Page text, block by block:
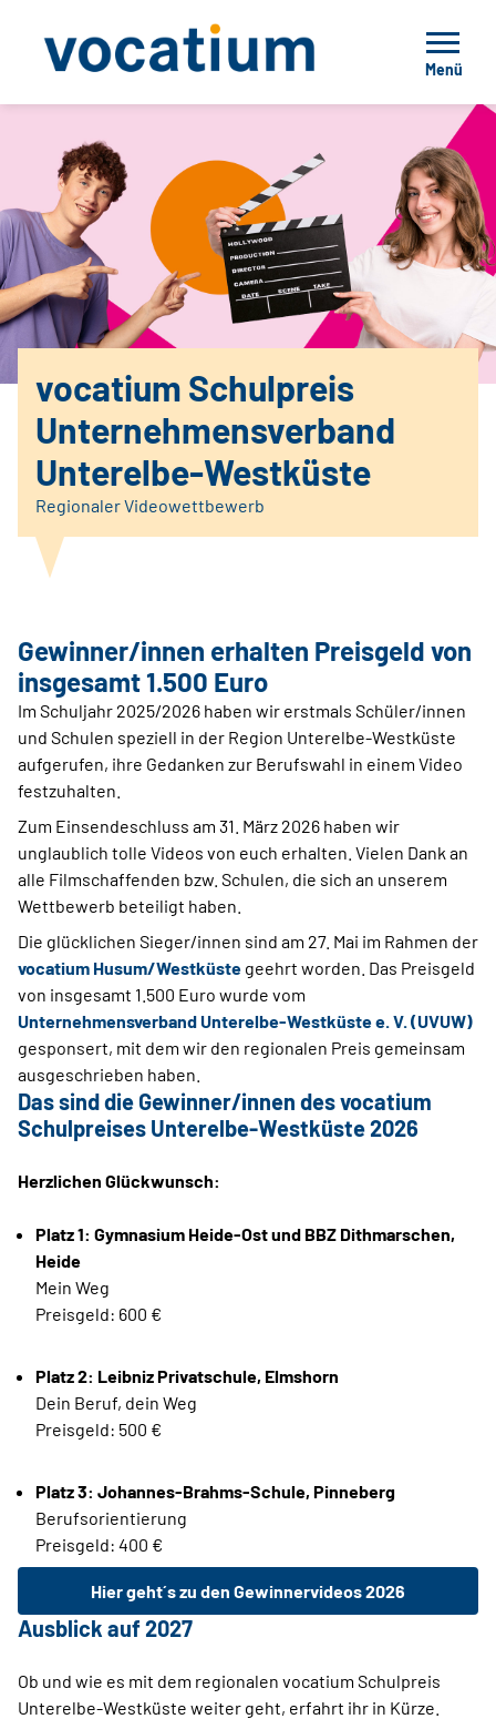
Menü
vocatium Schulpreis
Unternehmensverband
Unterelbe-Westküste
Regionaler Videowettbewerb
Gewinner/innen erhalten Preisgeld von
insgesamt 1.500 Euro
Im Schuljahr 2025/2026 haben wir erstmals Schüler/innen
und Schulen speziell in der Region Unterelbe-Westküste
aufgerufen, ihre Gedanken zur Berufswahl in einem Video
festzuhalten.
Zum Einsendeschluss am 31. März 2026 haben wir
unglaublich tolle Videos von euch erhalten. Vielen Dank an
alle Filmschaffenden bzw. Schulen, die sich an unserem
Wettbewerb beteiligt haben.
Die glücklichen Sieger/innen sind am 27. Mai im Rahmen der
vocatium Husum/Westküste geehrt worden. Das Preisgeld
von insgesamt 1.500 Euro wurde vom
Unternehmensverband Unterelbe-Westküste e. V. (UVUW)
gesponsert, mit dem wir den regionalen Preis gemeinsam
ausgeschrieben haben.
Das sind die Gewinner/innen des vocatium
Schulpreises Unterelbe-Westküste 2026
Herzlichen Glückwunsch:
Platz 1: Gymnasium Heide-Ost und BBZ Dithmarschen,
Heide
Mein Weg
Preisgeld: 600 €
Platz 2: Leibniz Privatschule, Elmshorn
Dein Beruf, dein Weg
Preisgeld: 500 €
Platz 3: Johannes-Brahms-Schule, Pinneberg
Berufsorientierung
Preisgeld: 400 €
Hier geht´s zu den Gewinnervideos 2026
Ausblick auf 2027
Ob und wie es mit dem regionalen vocatium Schulpreis
Unterelbe-Westküste weiter geht, erfahrt ihr in Kürze.